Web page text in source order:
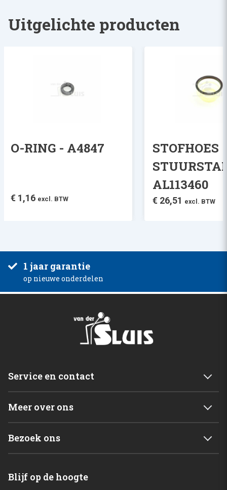
Uitgelichte producten
O-RING - A4847
€ 1,16 excl. BTW
STOFHOES
AL113460
€ 26,51 excl. BTW
1 jaar garantie
op nieuwe onderdelen
Service en contact
Meer over ons
Shop
Bezoek ons
C. de Vriesweg 3 - 5
Blijf op de hoogte